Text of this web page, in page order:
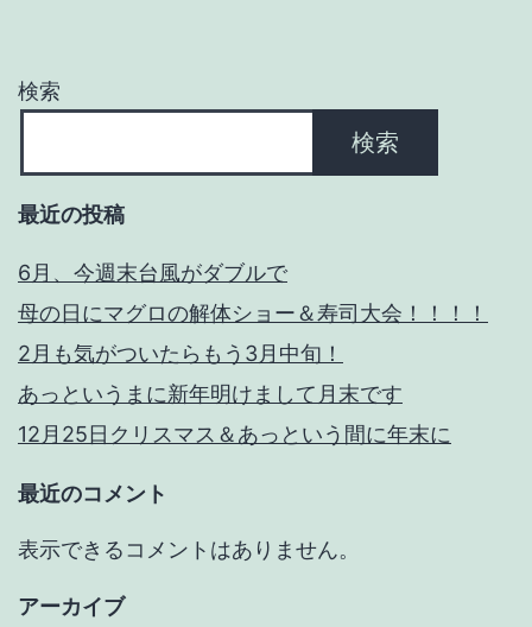
て
す
検索
検索
最近の投稿
6月、今週末台風がダブルで
母の日にマグロの解体ショー＆寿司大会！！！！
2月も気がついたらもう3月中旬！
あっというまに新年明けまして月末です
12月25日クリスマス＆あっという間に年末に
最近のコメント
表示できるコメントはありません。
アーカイブ